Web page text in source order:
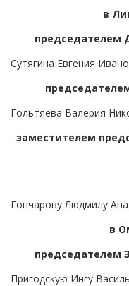
в
председателем
Сутягина Евгения
Гольтяева Валерия
заместителем
Гончарову Людмилу
в
председателем
Пригодскую Ингу